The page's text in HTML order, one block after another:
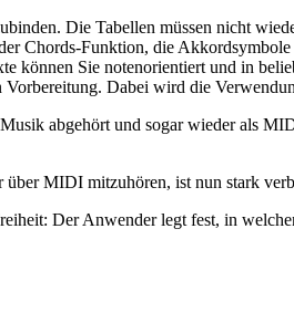
Die Tabellen müssen nicht
Chords-Funktion, die
können Sie notenorientiert und in
Dabei wird die
abgehört und sogar wieder als
MIDI mitzuhören, ist nun stark
Der Anwender legt fest, in